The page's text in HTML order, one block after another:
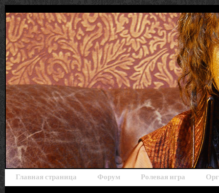
Главная страница Форум Ролевая игра